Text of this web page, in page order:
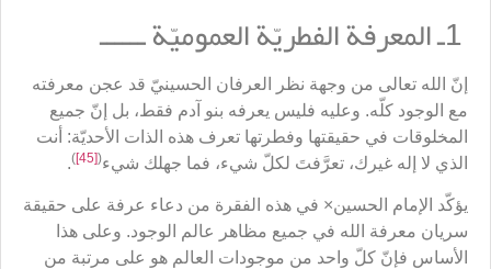
إنّ الله تعالى من وجهة نظر العرفان الحسينيّ قد عجن معرفته
مع الوجود كلّه. وعليه فليس يعرفه بنو آدم فقط، بل إنّ جميع
المخلوقات في حقيقتها وفطرتها تعرف هذه الذات الأحديّة: أنت
الذي لا إله غيرك، تعرَّفتَ لكلّ شيء، فما جهلك شيء(
[45]
)
.
يؤكّد الإمام الحسين× في هذه الفقرة من دعاء عرفة على حقيقة
سريان معرفة الله في جميع مظاهر عالم الوجود. وعلى هذا
الأساس فإنّ كلّ واحد من موجودات العالم هو على مرتبة من